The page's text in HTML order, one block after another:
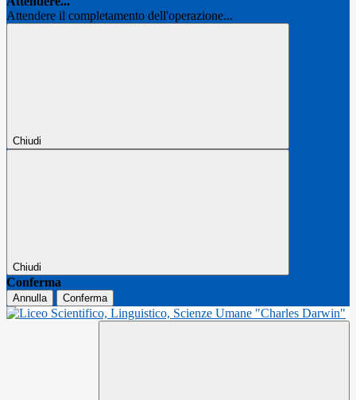
Attendere il completamento dell'operazione...
Chiudi
Chiudi
Conferma
Annulla Conferma